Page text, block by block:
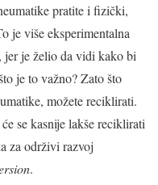
pratite i fizički,
je više eksperimentalna
je želio da vidi kako bi
je to važno? Zato što
možete reciklirati.
se kasnije lakše reciklirati
za održivi razvoj
.